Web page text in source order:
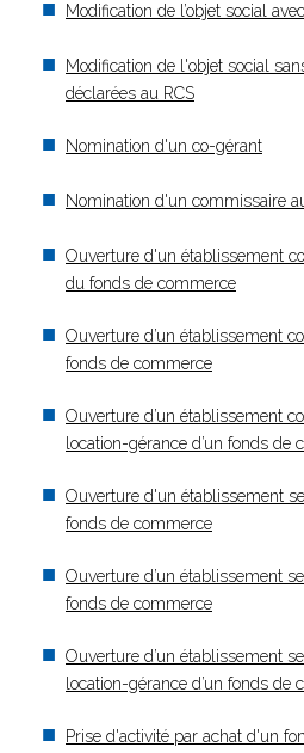
Modification de l’objet social
Modification de l'objet social
déclarées au RCS
Nomination d'un co-gérant
Nomination d'un commissaire
Ouverture d'un établissement
du fonds de commerce
Ouverture d’un établissement
fonds de commerce
Ouverture d’un établissement
location-gérance d’un fonds de
Ouverture d'un établissement
fonds de commerce
Ouverture d’un établissement
fonds de commerce
Ouverture d’un établissement
location-gérance d’un fonds de
Prise d'activité par achat d'un